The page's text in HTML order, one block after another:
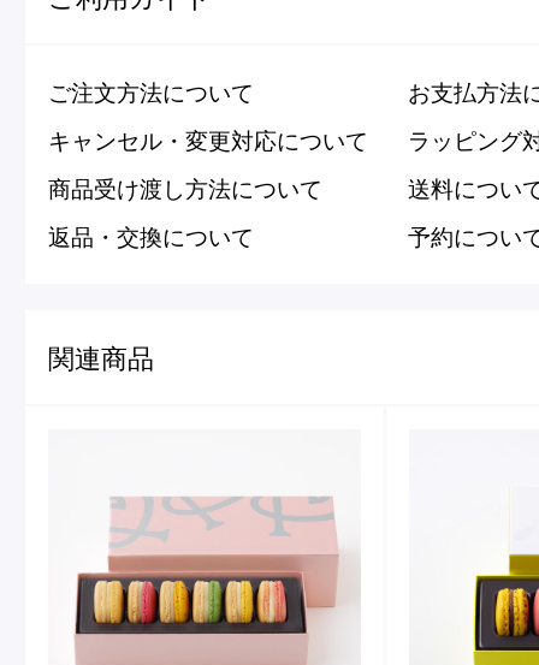
ご注文方法について
お支払方法
キャンセル・変更対応について
ラッピング
商品受け渡し方法について
送料につい
返品・交換について
予約につい
関連商品